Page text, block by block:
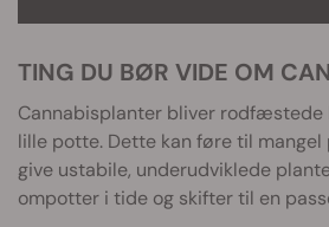
TING DU BØR VIDE OM
Cannabisplanter bliver rodfæstede
lille potte. Dette kan føre til
give ustabile, underudviklede
ompotter i tide og skifter til en